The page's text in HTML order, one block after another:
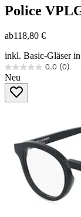
Police
ab118,80 €
inkl. Basic-Gläser in
0.0 (0)
0.0
von
Sternen.
Neu